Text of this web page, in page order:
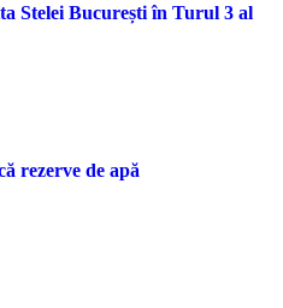
Stelei București în Turul 3 al
rezerve de apă